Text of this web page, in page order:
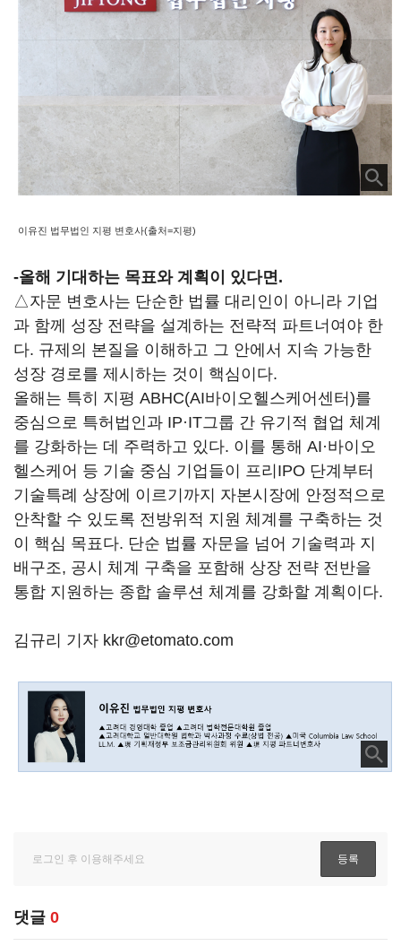
이유진 법무법인 지평 변호사(출처=지평)
-올해 기대하는 목표와 계획이 있다면.
△자문 변호사는 단순한 법률 대리인이 아니라 기업
과 함께 성장 전략을 설계하는 전략적 파트너여야 한
다. 규제의 본질을 이해하고 그 안에서 지속 가능한
성장 경로를 제시하는 것이 핵심이다.
올해는 특히 지평 ABHC(AI바이오헬스케어센터)를
중심으로 특허법인과 IP·IT그룹 간 유기적 협업 체계
를 강화하는 데 주력하고 있다. 이를 통해 AI·바이오
헬스케어 등 기술 중심 기업들이 프리IPO 단계부터
기술특례 상장에 이르기까지 자본시장에 안정적으로
안착할 수 있도록 전방위적 지원 체계를 구축하는 것
이 핵심 목표다. 단순 법률 자문을 넘어 기술력과 지
배구조, 공시 체계 구축을 포함해 상장 전략 전반을
통합 지원하는 종합 솔루션 체계를 강화할 계획이다.
김규리 기자 kkr@etomato.com
댓글 0